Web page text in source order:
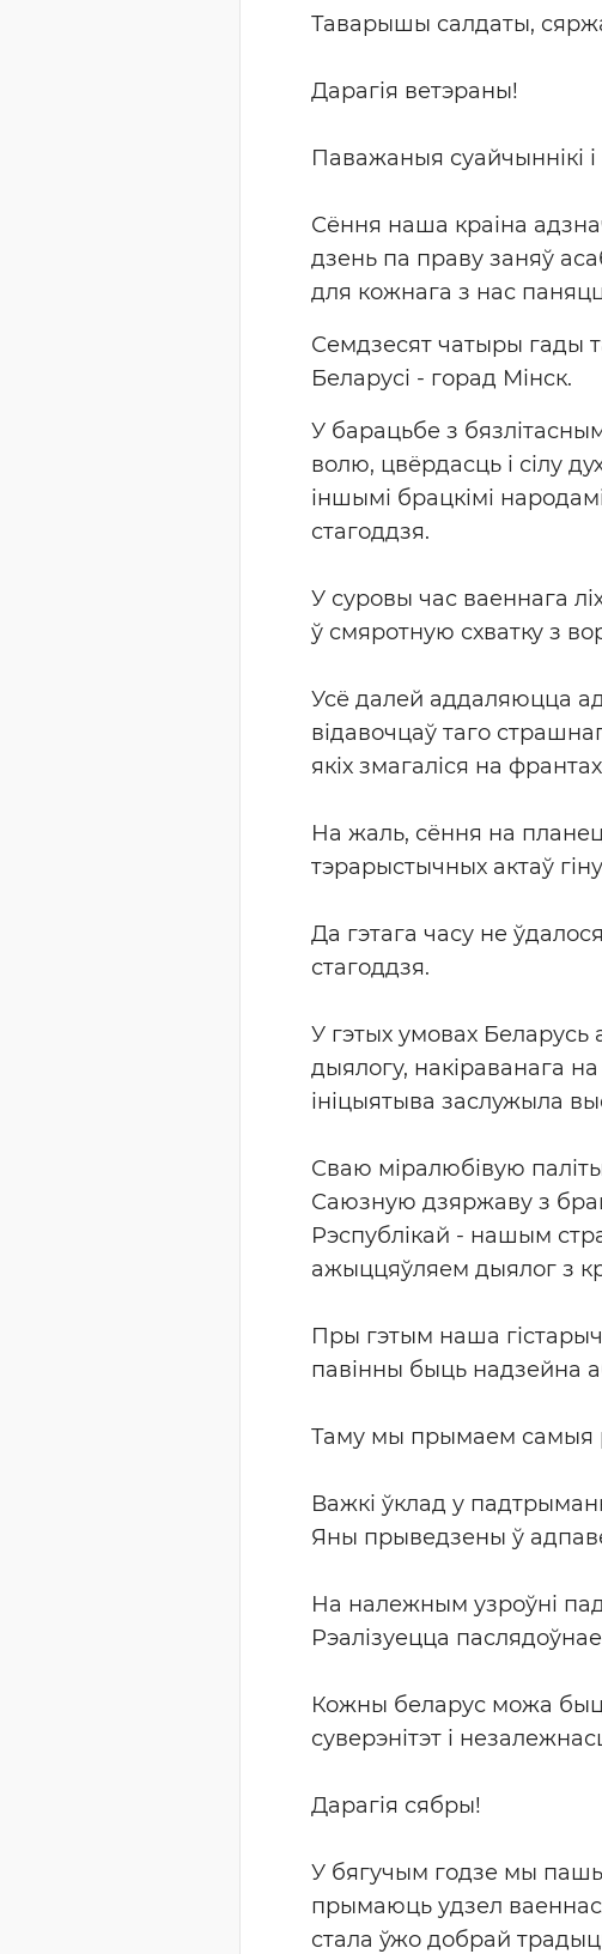
Таварышы салдаты,
Дарагія ветэраны!
Паважаныя суайчыннікі і
Сёння наша краіна
дзень па праву заняў
для кожнага з нас
Семдзесят чатыры гады
Беларусі - горад Мінск.
У барацьбе з
волю, цвёрдасць і сілу
іншымі брацкімі
стагоддзя.
У суровы час ваеннага
ў смяротную схватку з
Усё далей аддаляюцца
відавочцаў таго
якіх змагаліся на
На жаль, сёння на
тэрарыстычных актаў
Да гэтага часу не
стагоддзя.
У гэтых умовах
дыялогу, накіраванага
ініцыятыва заслужыла
Сваю міралюбівую
Саюзную дзяржаву з
Рэспублікай - нашым
ажыццяўляем дыялог з
Пры гэтым наша
павінны быць надзейна
Таму мы прымаем самыя
Важкі ўклад у
Яны прыведзены ў
На належным узроўні
Рэалізуецца
Кожны беларус можа
суверэнітэт і
Дарагія сябры!
У бягучым годзе мы
прымаюць удзел
стала ўжо добрай